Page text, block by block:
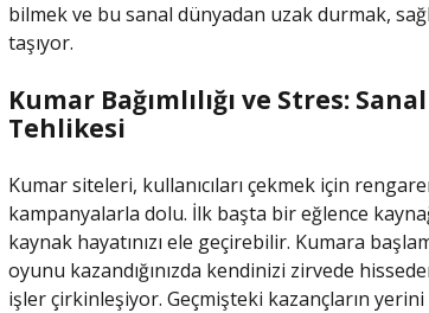
bilmek ve bu sanal dünyadan uzak durmak,
taşıyor.
Kumar Bağımlılığı ve Stres:
Tehlikesi
Kumar siteleri, kullanıcıları çekmek için
kampanyalarla dolu. İlk başta bir eğlence
kaynak hayatınızı ele geçirebilir. Kumara
oyunu kazandığınızda kendinizi zirvede
işler çirkinleşiyor. Geçmişteki kazançların